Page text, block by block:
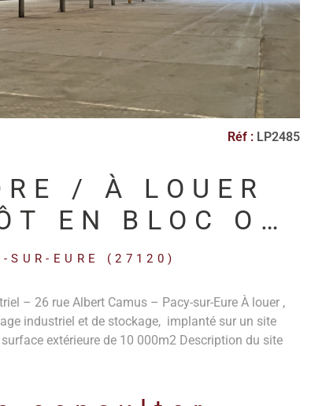
Réf : LP2485
/ À LOUER
EN BLOC OU
DÉCOUPE
SUR-EURE (27120)
– 26 rue Albert Camus – Pacy-sur-Eure À louer ,
industriel et de stockage, implanté sur un site
extérieure de 10 000m2 Description du site
L’entrepôt principal dispose notamment de : Portes